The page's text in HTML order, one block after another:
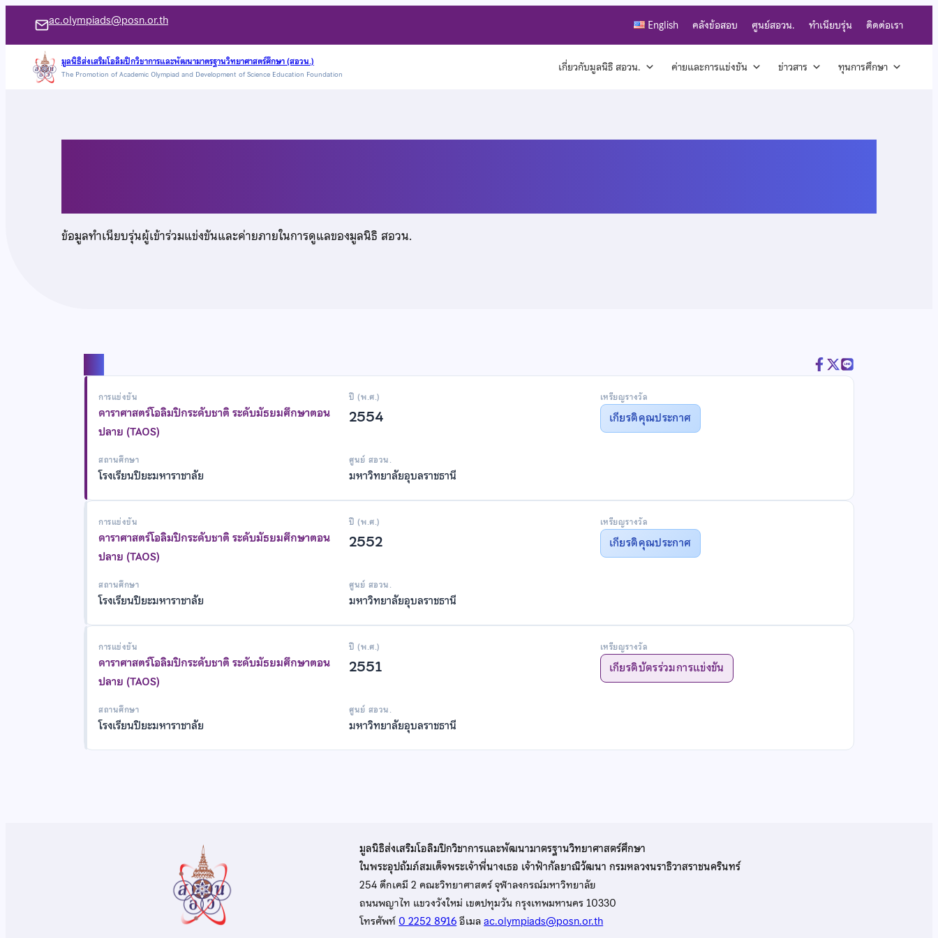
เนื้อหา
ac.olympiads@posn.or.th English คลังข้อสอบ ศูนย์สอวน. ทำเนียบรุ่น ติดต่อเรา
มูลนิธิส่งเสริมโอลิมปิกวิชาการและพัฒนามาตรฐานวิทยาศาสตร์ศึกษา (สอวน.)
The Promotion of Academic Olympiad and Development of Science Education Foundation เกี่ยวกับมูลนิธิ สอวน. ค่ายและการแข่งขัน ข่าวสาร ทุนการศึกษา
ข้อมูลทำเนียบรุ่นผู้เข้าร่วมแข่งขันและค่ายภายในการดูแลของมูลนิธิ สอวน.
การแข่งขัน
ดาราศาสตร์โอลิมปิกระดับชาติ ระดับมัธยมศึกษาตอน
ปลาย (TAOS)
ปี (พ.ศ.)
2554
เหรียญรางวัล
เกียรติคุณประกาศ
สถานศึกษา
โรงเรียนปิยะมหาราชาลัย
ศูนย์ สอวน.
มหาวิทยาลัยอุบลราชธานี
การแข่งขัน
ดาราศาสตร์โอลิมปิกระดับชาติ ระดับมัธยมศึกษาตอน
ปลาย (TAOS)
ปี (พ.ศ.)
2552
เหรียญรางวัล
เกียรติคุณประกาศ
สถานศึกษา
โรงเรียนปิยะมหาราชาลัย
ศูนย์ สอวน.
มหาวิทยาลัยอุบลราชธานี
การแข่งขัน
ดาราศาสตร์โอลิมปิกระดับชาติ ระดับมัธยมศึกษาตอน
ปลาย (TAOS)
ปี (พ.ศ.)
2551
เหรียญรางวัล
เกียรติบัตรร่วมการแข่งขัน
สถานศึกษา
โรงเรียนปิยะมหาราชาลัย
ศูนย์ สอวน.
มหาวิทยาลัยอุบลราชธานี
มูลนิธิส่งเสริมโอลิมปิกวิชาการและพัฒนามาตรฐานวิทยาศาสตร์ศึกษา
ในพระอุปถัมภ์สมเด็จพระเจ้าพี่นางเธอ เจ้าฟ้ากัลยาณิวัฒนา กรมหลวงนราธิวาสราชนครินทร์
254 ตึกเคมี 2 คณะวิทยาศาสตร์ จุฬาลงกรณ์มหาวิทยาลัย
ถนนพญาไท แขวงวังใหม่ เขตปทุมวัน กรุงเทพมหานคร 10330
โทรศัพท์0 2252 8916อีเมลac.olympiads@posn.or.th